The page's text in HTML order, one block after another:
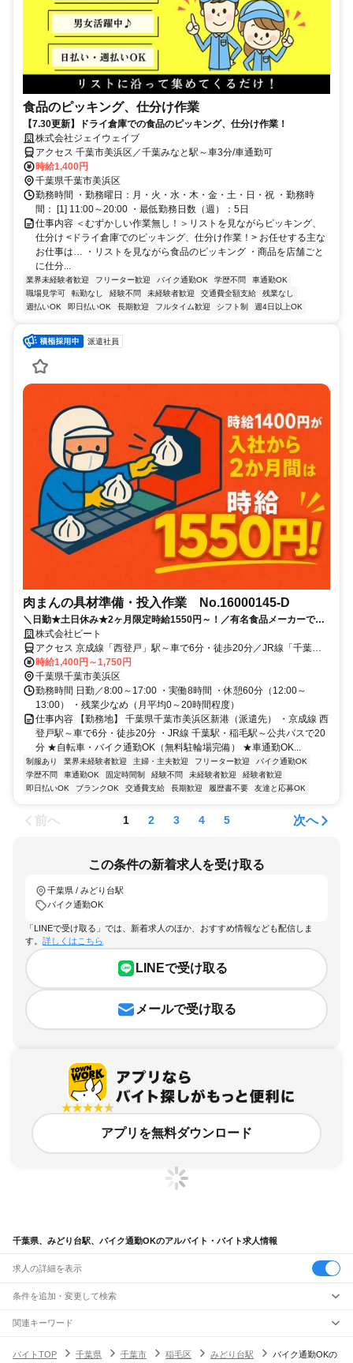
食品のピッキング、仕分け作業
【7.30更新】ドライ倉庫での食品のピッキング、仕分け作業！
株式会社ジェイウェイブ
アクセス 千葉市美浜区／千葉みなと駅～車3分/車通勤可
時給1,400円
千葉県千葉市美浜区
勤務時間 ・勤務曜日：月・火・水・木・金・土・日・祝 ・勤務時
間： [1] 11:00～20:00 ・最低勤務日数（週）：5日
仕事内容 ＜むずかしい作業無し！＞リストを見ながらピッキング、
仕分け <ドライ倉庫でのピッキング、仕分け作業！> お任せする主な
お仕事は… ・リストを見ながら食品のピッキング ・商品を店舗ごと
に仕分...
業界未経験者歓迎 フリーター歓迎 バイク通勤OK 学歴不問
車通勤OK
職場見学可
転勤なし 経験不問 未経験者歓迎 交通費全額支給
残業なし
週払いOK
即日払いOK 長期歓迎 フルタイム歓迎 シフト制 週4日以上OK
派遣社員
肉まんの具材準備・投入作業 No.16000145-D
＼日勤★土日休み★2ヶ月限定時給1550円～！／有名食品メーカーで安
定の仕事量♪具材をいれる・箱につける
株式会社ビート
アクセス 京成線「西登戸」駅～車で6分・徒歩20分／JR線「千葉」
駅・「稲毛」駅～公共バスで20分
時給1,400円～1,750円
千葉県千葉市美浜区
勤務時間 日勤／8:00～17:00 ・実働8時間 ・休憩60分（12:00～
13:00） ・残業少なめ（月平均0～20時間程度）
仕事内容 【勤務地】 千葉県千葉市美浜区新港（派遣先） ・京成線 西
登戸駅～車で6分・徒歩20分 ・JR線 千葉駅・稲毛駅～公共バスで20
分 ★自転車・バイク通勤OK（無料駐輪場完備） ★車通勤OK...
制服あり 業界未経験者歓迎 主婦・主夫歓迎 フリーター歓迎
バイク通勤OK
学歴不問
車通勤OK 固定時間制 経験不問 未経験者歓迎
経験者歓迎
即日払いOK
ブランクOK 交通費支給 長期歓迎 履歴書不要 友達と応募OK
前へ 1 2 3 4 5 次へ
この条件の新着求人を受け取る
千葉県 / みどり台駅
バイク通勤OK
「LINEで受け取る」では、新着求人のほか、おすすめ情報なども配信しま
す。 詳しくはこちら
LINEで受け取る
メールで受け取る
アプリを無料ダウンロード
千葉県、みどり台駅、バイク通勤OKのアルバイト・バイト求人情報
求人の詳細を表示
条件を追加・変更して検索
市区町村を追加・変更
千葉県すべて
駅を追加・変更
関連キーワード
バイトTOP
千葉県 千葉市 稲毛区 みどり台駅 バイク通勤OKの